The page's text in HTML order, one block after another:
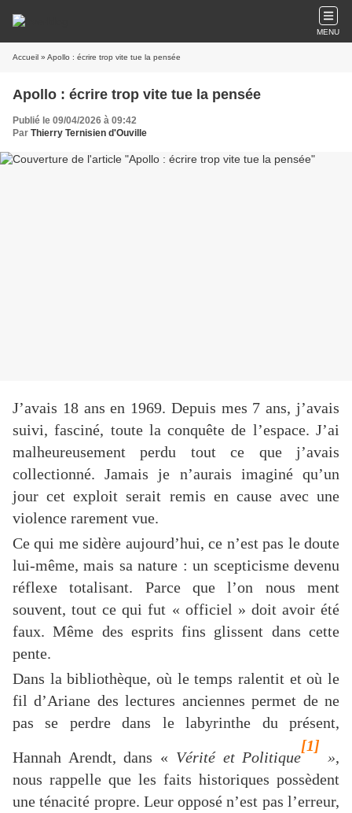
MENU
Accueil » Apollo : écrire trop vite tue la pensée
Apollo : écrire trop vite tue la pensée
Publié le 09/04/2026 à 09:42
Par Thierry Ternisien d'Ouville
J’avais 18 ans en 1969. Depuis mes 7 ans, j’avais
suivi, fasciné, toute la conquête de l’espace. J’ai
malheureusement perdu tout ce que j’avais
collectionné. Jamais je n’aurais imaginé qu’un
jour cet exploit serait remis en cause avec une
violence rarement vue.
Ce qui me sidère aujourd’hui, ce n’est pas le doute
lui-même, mais sa nature : un scepticisme devenu
réflexe totalisant. Parce que l’on nous ment
souvent, tout ce qui fut « officiel » doit avoir été
faux. Même des esprits fins glissent dans cette
pente.
Dans la bibliothèque, où le temps ralentit et où le
fil d’Ariane des lectures anciennes permet de ne
pas se perdre dans le labyrinthe du présent,
Hannah Arendt, dans « Vérité et Politique
[1]
»,
nous rappelle que les faits historiques possèdent
une ténacité propre. Leur opposé n’est pas l’erreur,